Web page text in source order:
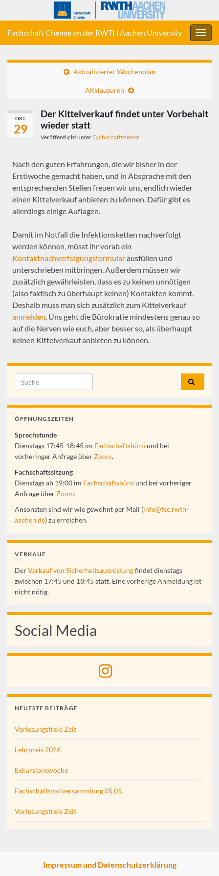
Fachschaft Chemie an der RWTH Aachen University
Aktualisierter Wochenplan
Altklausuren
OKT
29
Der Kittelverkauf findet unter Vorbehalt
wieder statt
Veröffentlicht unter Fachschaftsdienst
Nach den guten Erfahrungen, die wir bisher in der
Erstiwoche gemacht haben, und in Absprache mit den
entsprechenden Stellen freuen wir uns, endlich wieder
einen Kittelverkauf anbieten zu können. Dafür gibt es
allerdings einige Auflagen.
Damit im Notfall die Infektionsketten nachverfolgt
werden können, müsst ihr vorab ein
Kontaktnachverfolgungsformularausfüllen und
unterschrieben mitbringen. Außerdem müssen wir
zusätzlich gewährleisten, dass es zu keinen unnötigen
(also faktisch zu überhaupt keinen) Kontakten kommt.
Deshalb muss man sich zusätzlich zum Kittelverkauf
anmelden. Uns geht die Bürokratie mindestens genau so
auf die Nerven wie euch, aber besser so, als überhaupt
keinen Kittelverkauf anbieten zu können.
ÖFFNUNGSZEITEN
Sprechstunde
Dienstags 17:45-18:45 im Fachschaftsbüround bei
vorheringer Anfrage überZoom.
Fachschaftssitzung
Dienstags ab 19:00 im Fachschaftsbüround bei vorheriger
Anfrage überZoom.
Ansonsten sind wir wie gewohnt per Mail (info@fsc.rwth-
aachen.de) zu erreichen.
VERKAUF
DerVerkauf von Sicherheitsausrüstungfindet dienstags
zwischen 17:45 und 18:45 statt. Eine vorherige Anmeldung ist
nicht nötig.
Social Media
NEUESTE BEITRÄGE
Vorlesungsfreie Zeit
Lehrpreis 2026
Exkursionswoche
Fachschaftsvollversammlung 05.05.
Vorlesungsfreie Zeit
Impressum und Datenschutzerklärung